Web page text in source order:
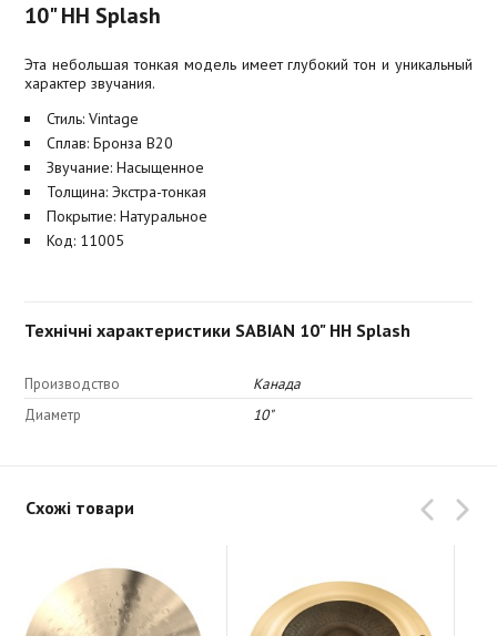
10" HH Splash
Эта небольшая тонкая модель имеет глубокий тон и уникальный
характер звучания.
Стиль: Vintage
Сплав: Бронза B20
Звучание: Насыщенное
Толщина: Экстра-тонкая
Покрытие: Натуральное
Код: 11005
Технічні характеристики SABIAN 10" HH Splash
Производство
Канада
Диаметр
10"
Схожі товари